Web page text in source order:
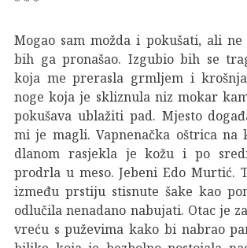
Mogao sam možda i pokušati, ali
bih ga pronašao. Izgubio bih se
koja me prerasla grmljem i
noge koja je skliznula niz mokar
pokušava ublažiti pad. Mjesto
mi je magli. Vapnenačka oštrica na
dlanom rasjekla je kožu i po
prodrla u meso. Jebeni Edo Murtić.
između prstiju stisnute šake kao
odlučila nenadano nabujati. Otac je
vreću s puževima kako bi nabrao